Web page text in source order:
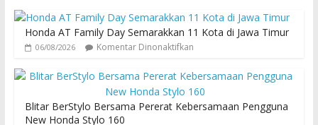
Honda AT Family Day Semarakkan 11 Kota di Jawa Timur
06/08/2026 Komentar Dinonaktifkan
Blitar BerStylo Bersama Pererat Kebersamaan Pengguna
New Honda Stylo 160